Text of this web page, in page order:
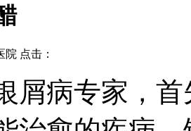
点击：
屑病专家，